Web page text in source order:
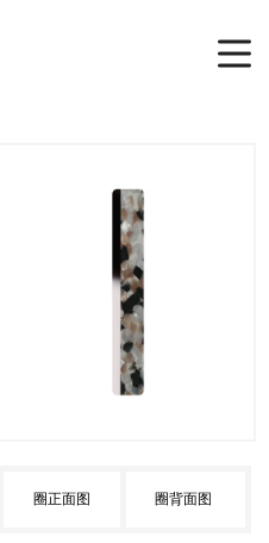
圈正面图 圈背面图